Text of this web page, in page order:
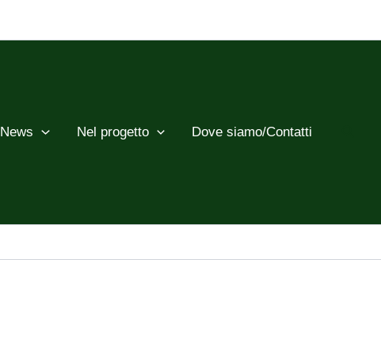
News Nel progetto Dove siamo/Contatti